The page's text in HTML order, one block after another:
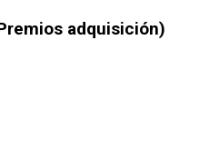
adquisición)